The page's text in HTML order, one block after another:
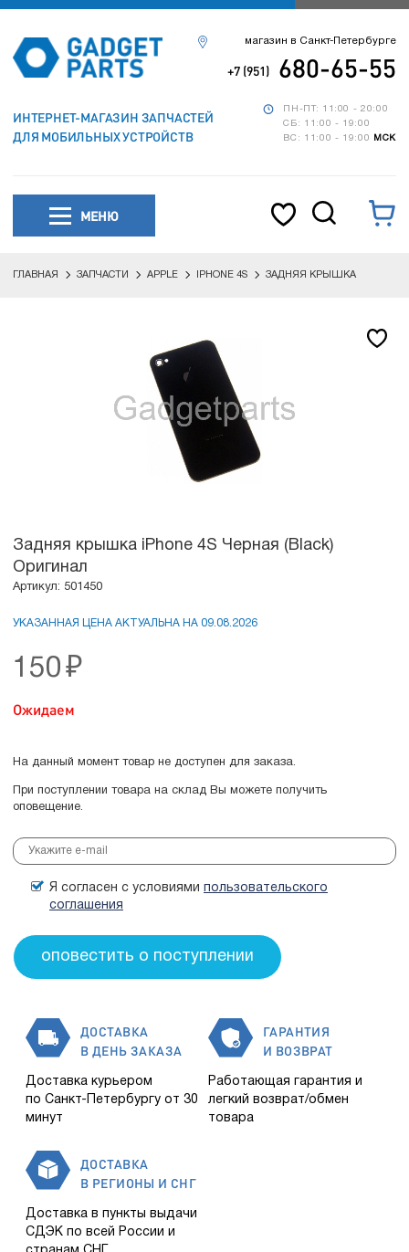
ИНТЕРНЕТ-МАГАЗИН ЗАПЧАСТЕЙ
ДЛЯ МОБИЛЬНЫХ УСТРОЙСТВ
ПН-ПТ: 11:00 - 20:00
СБ: 11:00 - 19:00
ВС: 11:00 - 19:00
МСК
магазин в Санкт-Петербурге
+7 (951) 680-65-55
МЕНЮ
ГЛАВНАЯ ЗАПЧАСТИ APPLE IPHONE 4S ЗАДНЯЯ КРЫШКА
Задняя крышка iPhone 4S Черная (Black)
Оригинал
Артикул: 501450
УКАЗАННАЯ ЦЕНА АКТУАЛЬНА НА 09.08.2026
150 ₽
Ожидаем
На данный момент товар не доступен для заказа.
При поступлении товара на склад Вы можете получить
оповещение.
Я согласен с условиями пользовательского
соглашения
ДОСТАВКА
В ДЕНЬ ЗАКАЗА
Доставка курьером
по Санкт-Петербургу от 30
минут
ГАРАНТИЯ
И ВОЗВРАТ
Работающая гарантия и
легкий возврат/обмен
товара
ДОСТАВКА
В РЕГИОНЫ И СНГ
Доставка в пункты выдачи
СДЭК по всей России и